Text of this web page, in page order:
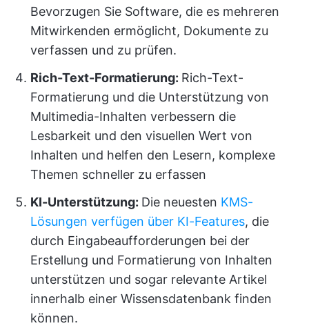
Bevorzugen Sie Software, die es mehreren
Mitwirkenden ermöglicht, Dokumente zu
verfassen und zu prüfen.
Rich-Text-Formatierung: Rich-Text-
Formatierung und die Unterstützung von
Multimedia-Inhalten verbessern die
Lesbarkeit und den visuellen Wert von
Inhalten und helfen den Lesern, komplexe
Themen schneller zu erfassen
KI-Unterstützung: Die neuesten KMS-
Lösungen verfügen über KI-Features, die
durch Eingabeaufforderungen bei der
Erstellung und Formatierung von Inhalten
unterstützen und sogar relevante Artikel
innerhalb einer Wissensdatenbank finden
können.